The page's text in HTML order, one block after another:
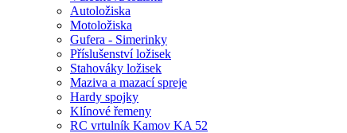
Autoložiska
Motoložiska
Gufera - Simerinky
Příslušenství ložisek
Stahováky ložisek
Maziva a mazací spreje
Hardy spojky
Klínové řemeny
RC vrtulník Kamov KA 52